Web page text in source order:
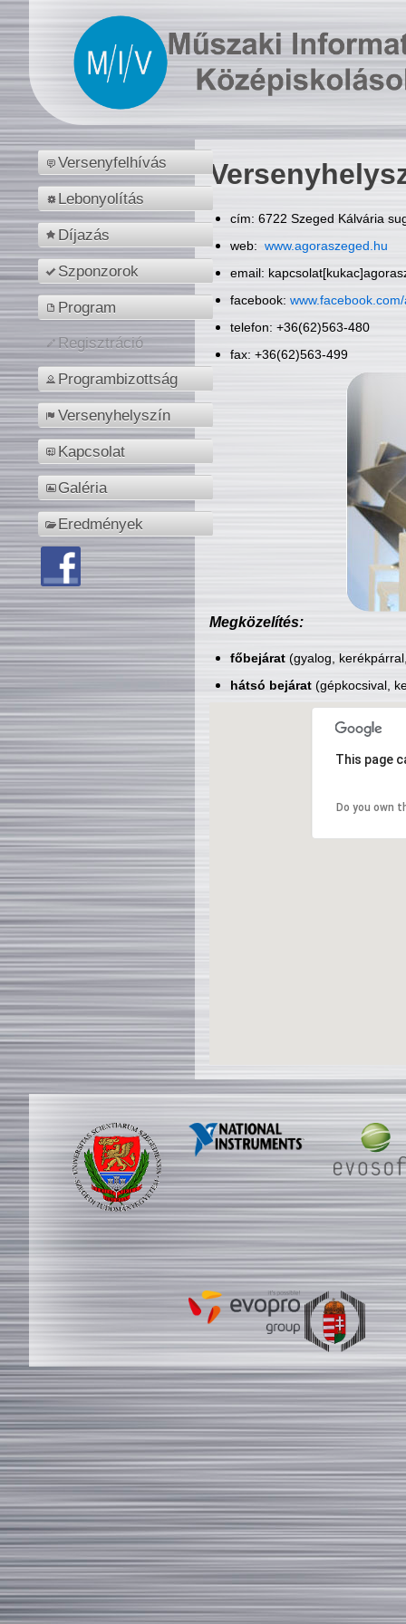
Versenyfelhívás
Lebonyolítás
Díjazás
Szponzorok
Program
Regisztráció
Programbizottság
Versenyhelyszín
Kapcsolat
Galéria
Eredmények
cím: 6722 Szeged Kálvária
web: www.agoraszeged.hu
email:
facebook:
telefon: +36(62)563-480
fax: +36(62)563-499
Megközelítés:
főbejárat(gyalog,
hátsó bejárat(gépkocsival,
This page
Do you own